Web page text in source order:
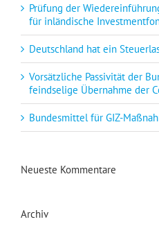
Prüfung der
für inländische
Deutschland hat ein
Vorsätzliche Passivität der
feindselige Übernahme der
Bundesmittel für GIZ-
Neueste Kommentare
Archiv